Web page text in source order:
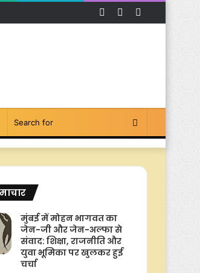
Instagram
YouTube
Facebook
Search
for
Switch
मुंबई में मोहन भागवत का
जेन-जी और जेन-अल्फा से
संवाद: शिक्षा, राजनीति और
युवा भूमिका पर खुलकर हुई
चर्चा